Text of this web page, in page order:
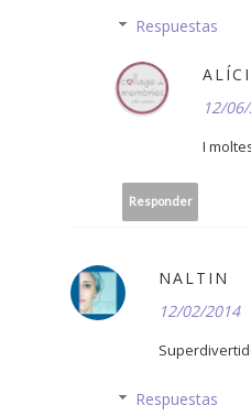
Respuestas
12/
I
Responder
NALTIN
12/02/2014
Respuestas